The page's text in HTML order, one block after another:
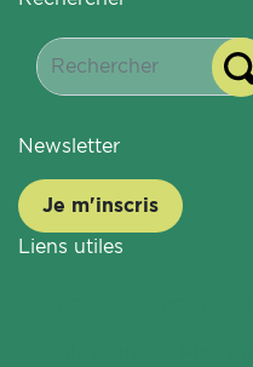
Newsletter
Je m'inscris
Liens utiles